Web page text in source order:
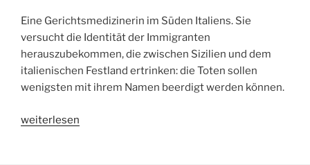
Eine Gerichtsmedizinerin im Süden Italiens. Sie
versucht die Identität der Immigranten
herauszubekommen, die zwischen Sizilien und dem
italienischen Festland ertrinken: die Toten sollen
wenigsten mit ihrem Namen beerdigt werden können.
„Ein
weiterlesen